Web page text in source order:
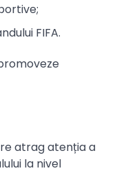
FIFA.
atrag atenția a
la nivel